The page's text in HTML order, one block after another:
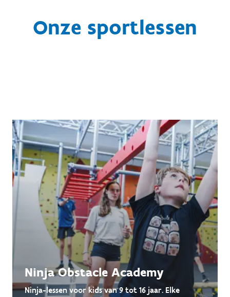
Onze sportlessen
Ninja Obstacle Academy
Ninja-lessen voor kids van 9 tot 16 jaar. Elke